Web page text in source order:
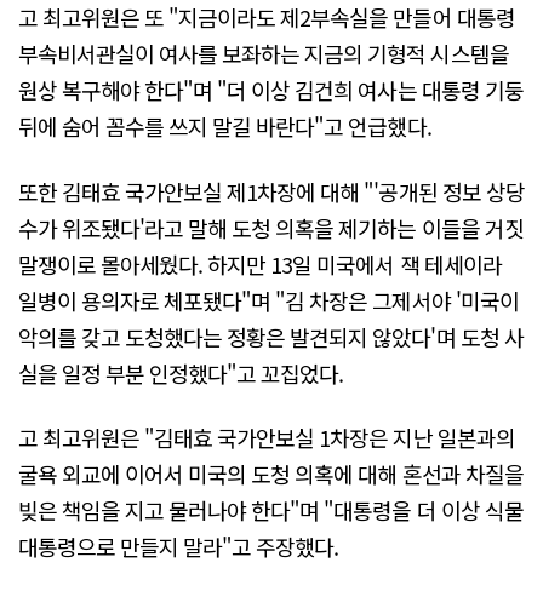
고 최고위원은 또 "지금이라도 제2부속실을 만들어 대통령
부속비서관실이 여사를 보좌하는 지금의 기형적 시스템을
원상 복구해야 한다"며 "더 이상 김건희 여사는 대통령 기둥
뒤에 숨어 꼼수를 쓰지 말길 바란다"고 언급했다.
또한 김태효 국가안보실 제1차장에 대해 "'공개된 정보 상당
수가 위조됐다'라고 말해 도청 의혹을 제기하는 이들을 거짓
말쟁이로 몰아세웠다. 하지만 13일 미국에서 잭 테세이라
일병이 용의자로 체포됐다"며 "김 차장은 그제서야 '미국이
악의를 갖고 도청했다는 정황은 발견되지 않았다'며 도청 사
실을 일정 부분 인정했다"고 꼬집었다.
고 최고위원은 "김태효 국가안보실 1차장은 지난 일본과의
굴욕 외교에 이어서 미국의 도청 의혹에 대해 혼선과 차질을
빚은 책임을 지고 물러나야 한다"며 "대통령을 더 이상 식물
대통령으로 만들지 말라"고 주장했다.